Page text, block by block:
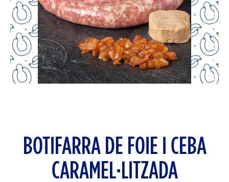
BOTIFARRA DE FOIE I CEBA
CARAMEL·LITZADA